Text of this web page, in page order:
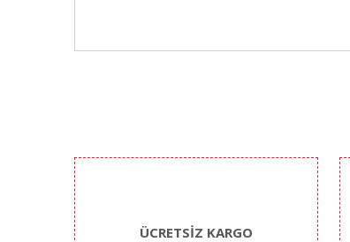
Bu ürünün fiyat bilgisi, resim, ürün
Bu ürüne benzer farklı alternatifler olmalı.
Sanal Pos Koşulları içintıklayınız.
ÜCRETSİZ KARGO